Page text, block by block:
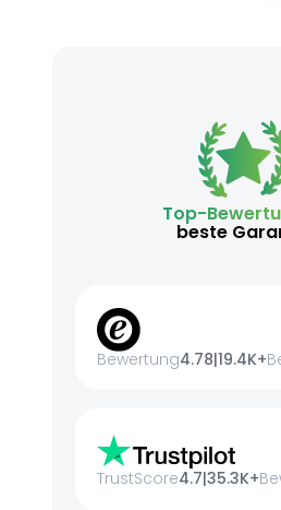
Top-
beste
Bewertung4.78|19.4K+
TrustScore4.7|35.3K+